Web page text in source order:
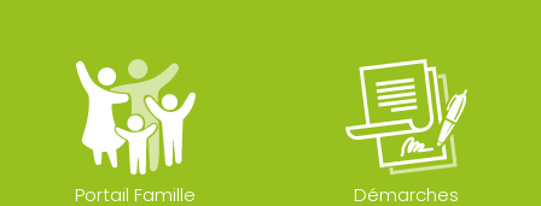
Portail Famille
Démarches